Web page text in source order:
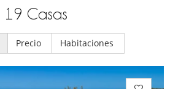
19 Casas
Precio Habitaciones